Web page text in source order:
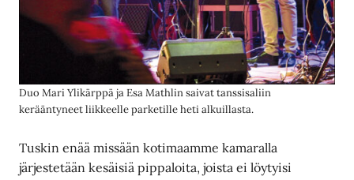
Duo Mari Ylikärppä ja Esa Mathlin saivat tanssisaliin
kerääntyneet liikkeelle parketille heti alkuillasta.
Tuskin enää missään kotimaamme kamaralla
järjestetään kesäisiä pippaloita, joista ei löytyisi